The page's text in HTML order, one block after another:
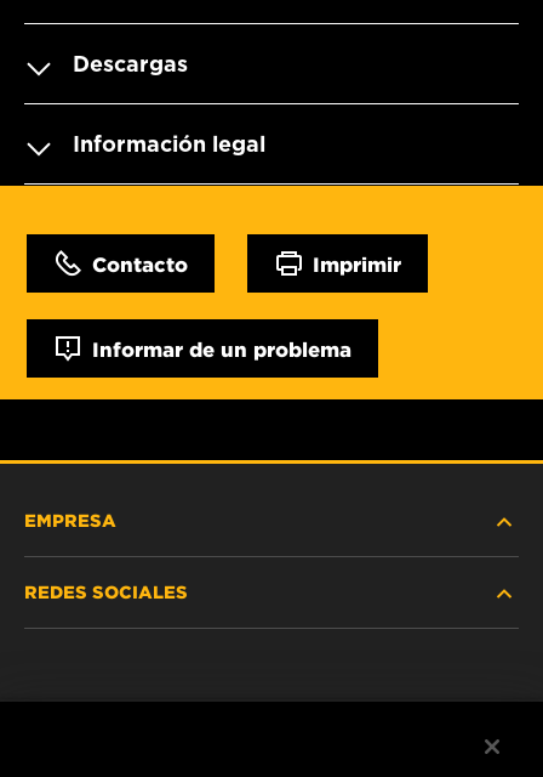
Descargas
Información legal
Contacto Imprimir
Informar de un problema
EMPRESA
REDES SOCIALES